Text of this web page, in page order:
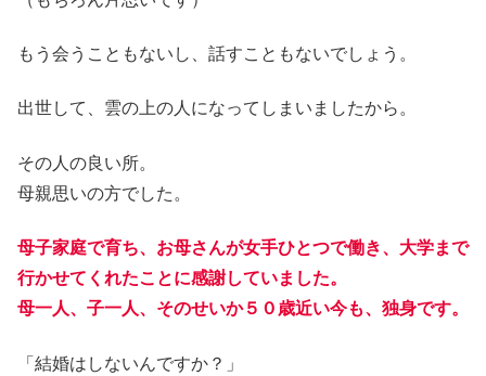
もう会うこともないし、話すこともないでしょう。
出世して、雲の上の人になってしまいましたから。
その人の良い所。
母親思いの方でした。
母子家庭で育ち、お母さんが女手ひとつで働き、大学まで
行かせてくれたことに感謝していました。
母一人、子一人、そのせいか５０歳近い今も、独身です。
「結婚はしないんですか？」